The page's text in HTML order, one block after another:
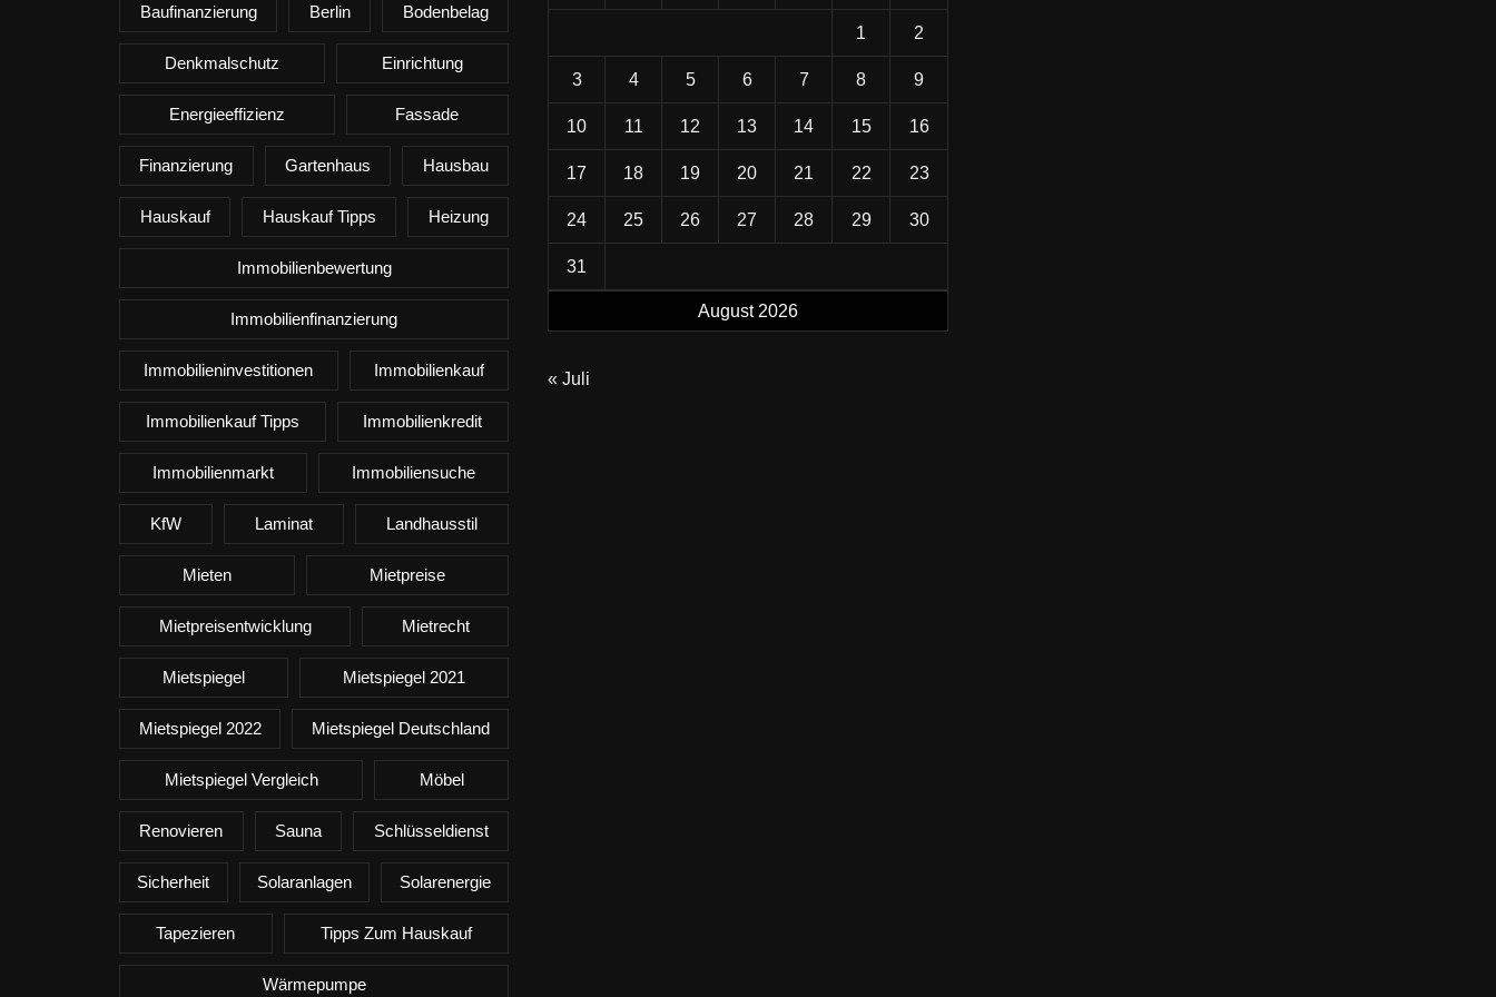
Baufinanzierung Berlin Bodenbelag
Denkmalschutz Einrichtung
Energieeffizienz Fassade
Finanzierung Gartenhaus Hausbau
Hauskauf Hauskauf Tipps Heizung
Immobilienbewertung
Immobilienfinanzierung
Immobilieninvestitionen Immobilienkauf
Immobilienkauf Tipps Immobilienkredit
Immobilienmarkt Immobiliensuche
KfW Laminat Landhausstil
Mieten Mietpreise
Mietpreisentwicklung Mietrecht
Mietspiegel Mietspiegel 2021
Mietspiegel 2022 Mietspiegel Deutschland
Mietspiegel Vergleich Möbel
Renovieren Sauna Schlüsseldienst
Sicherheit Solaranlagen Solarenergie
Tapezieren Tipps Zum Hauskauf
Wärmepumpe
August 2026
1 2
3 4 5 6 7 8 9
10 11 12 13 14 15 16
17 18 19 20 21 22 23
24 25 26 27 28 29 30
31
« Juli